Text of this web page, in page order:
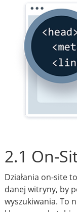
2.1 On-
Działania on-site
danej witryny, by
wyszukiwania. To